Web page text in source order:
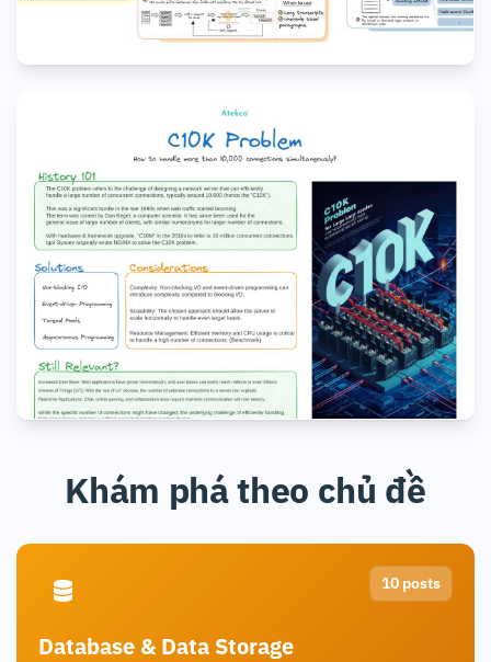
Chunking Strategies
Chia nhỏ dữ liệu sao cho “đẹp”
SYSTEM DESIGN & ARCHITECTURE
Khám phá theo chủ đề
10 posts
Database & Data Storage